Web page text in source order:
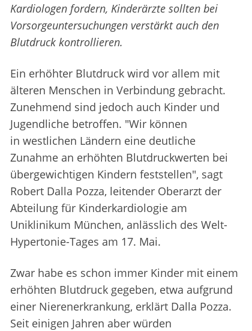
Kardiologen fordern, Kinderärzte sollten bei
Vorsorgeuntersuchungen verstärkt auch den
Blutdruck kontrollieren.
Ein erhöhter Blutdruck wird vor allem mit
älteren Menschen in Verbindung gebracht.
Zunehmend sind jedoch auch Kinder und
Jugendliche betroffen. "Wir können
in westlichen Ländern eine deutliche
Zunahme an erhöhten Blutdruckwerten bei
übergewichtigen Kindern feststellen", sagt
Robert Dalla Pozza, leitender Oberarzt der
Abteilung für Kinderkardiologie am
Uniklinikum München, anlässlich des Welt-
Hypertonie-Tages am 17. Mai.
Zwar habe es schon immer Kinder mit einem
erhöhten Blutdruck gegeben, etwa aufgrund
einer Nierenerkrankung, erklärt Dalla Pozza.
Seit einigen Jahren aber würden